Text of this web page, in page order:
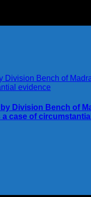
Division Bench of
case of